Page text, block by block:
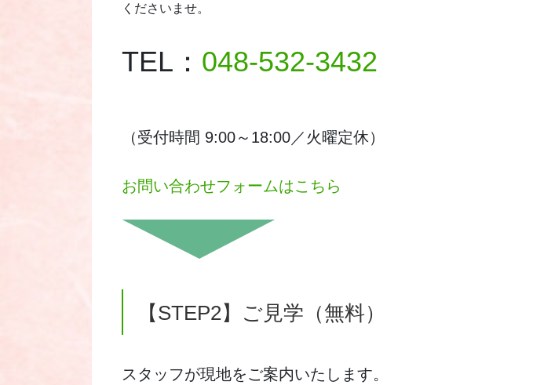
くださいませ。
TEL： 048-532-3432
（受付時間 9:00～18:00／火曜定休）
お問い合わせフォームはこちら
【STEP2】ご見学（無料）
スタッフが現地をご案内いたします。